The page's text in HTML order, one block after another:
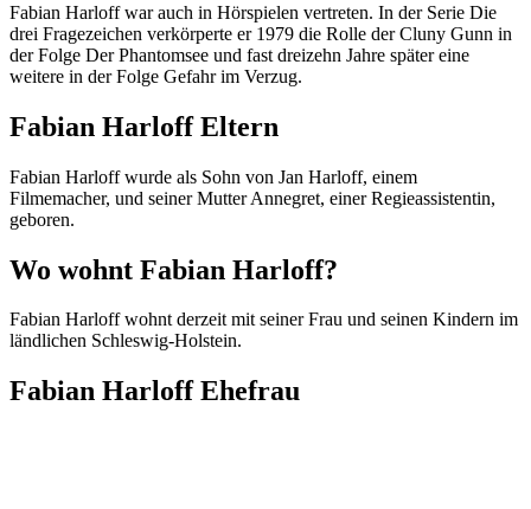
Fabian Harloff war auch in Hörspielen vertreten. In der Serie Die
drei Fragezeichen verkörperte er 1979 die Rolle der Cluny Gunn in
der Folge Der Phantomsee und fast dreizehn Jahre später eine
weitere in der Folge Gefahr im Verzug.
Fabian Harloff Eltern
Fabian Harloff wurde als Sohn von Jan Harloff, einem
Filmemacher, und seiner Mutter Annegret, einer Regieassistentin,
geboren.
Wo wohnt Fabian Harloff?
Fabian Harloff wohnt derzeit mit seiner Frau und seinen Kindern im
ländlichen Schleswig-Holstein.
Fabian Harloff Ehefrau